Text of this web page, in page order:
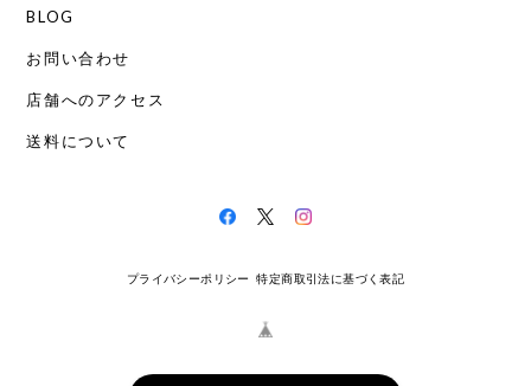
BLOG
お問い合わせ
店舗へのアクセス
送料について
プライバシーポリシー 特定商取引法に基づく表記